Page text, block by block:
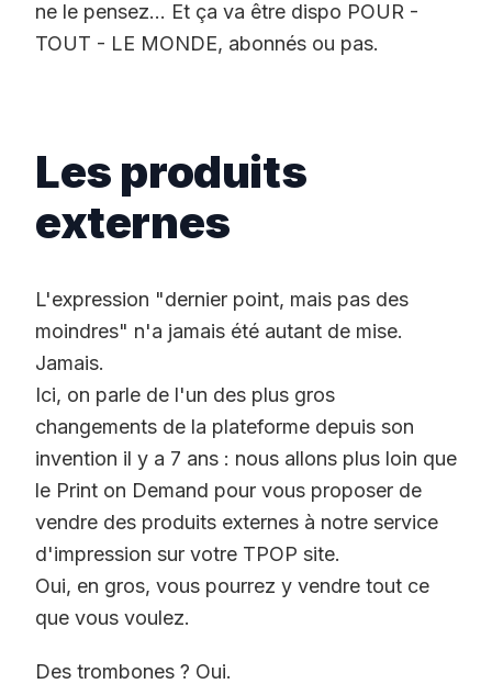
ne le pensez... Et ça va être dispo POUR -
TOUT - LE MONDE, abonnés ou pas.
Les produits
externes
L'expression "dernier point, mais pas des
moindres" n'a jamais été autant de mise.
Jamais.
Ici, on parle de l'un des plus gros
changements de la plateforme depuis son
invention il y a 7 ans : nous allons plus loin que
le Print on Demand pour vous proposer de
vendre des produits externes à notre service
d'impression sur votre TPOP site.
Oui, en gros, vous pourrez y vendre tout ce
que vous voulez.
Des trombones ? Oui.